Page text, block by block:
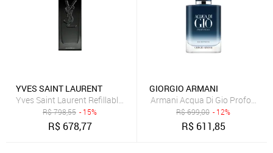
YVES SAINT LAURENT
Yves Saint Laurent Refillable MYSLF Masculino Eau de Parfum
R$798,55 - 15%
R$ 678,77
GIORGIO ARMANI
Armani Acqua Di Gio Profondo
R$699,00 - 12%
R$ 611,85